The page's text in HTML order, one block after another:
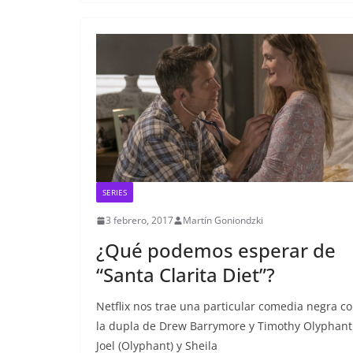
SERIES
3 febrero, 2017 Martín Goniondzki
¿Qué podemos esperar de
“Santa Clarita Diet”?
Netflix nos trae una particular comedia negra
la dupla de Drew Barrymore y Timothy
Joel (Olyphant) y Sheila